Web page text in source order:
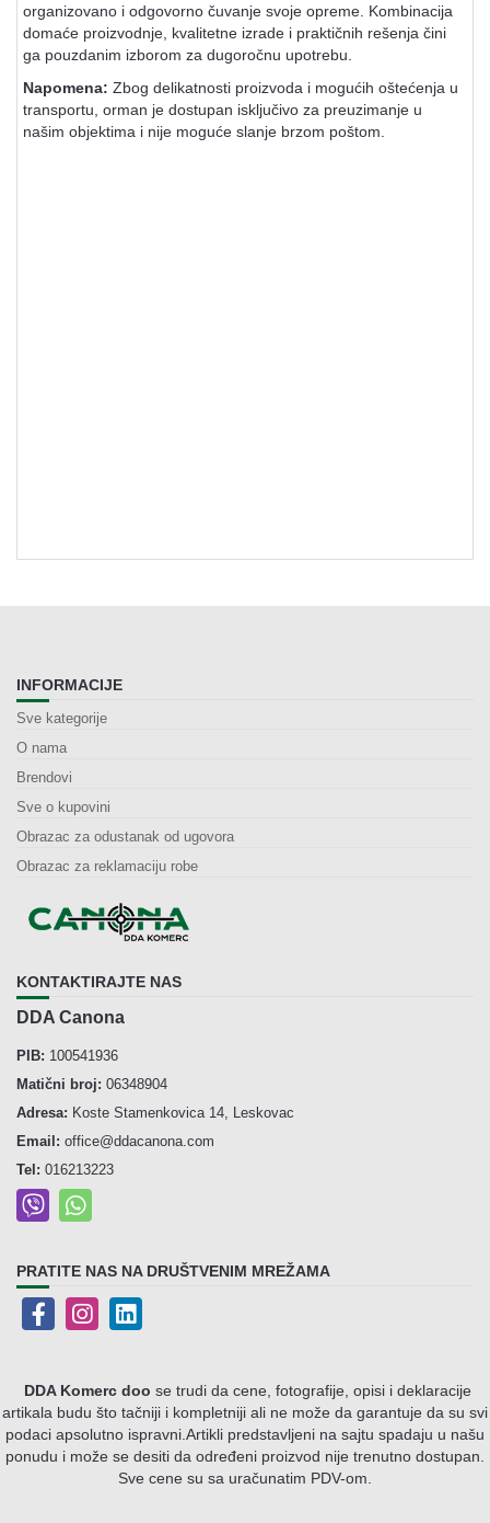
organizovano i odgovorno čuvanje svoje opreme. Kombinacija
domaće proizvodnje, kvalitetne izrade i praktičnih rešenja čini
ga pouzdanim izborom za dugoročnu upotrebu.
Napomena: Zbog delikatnosti proizvoda i mogućih oštećenja u
transportu, orman je dostupan isključivo za preuzimanje u
našim objektima i nije moguće slanje brzom poštom.
INFORMACIJE
Sve kategorije
O nama
Brendovi
Sve o kupovini
Obrazac za odustanak od ugovora
Obrazac za reklamaciju robe
KONTAKTIRAJTE NAS
DDA Canona
PIB: 100541936
Matični broj: 06348904
Adresa: Koste Stamenkovica 14, Leskovac
Email: office@ddacanona.com
Tel: 016213223
PRATITE NAS NA DRUŠTVENIM MREŽAMA
DDA Komerc doo se trudi da cene, fotografije, opisi i deklaracije
artikala budu što tačniji i kompletniji ali ne može da garantuje da su svi
podaci apsolutno ispravni.Artikli predstavljeni na sajtu spadaju u našu
ponudu i može se desiti da određeni proizvod nije trenutno dostupan.
Sve cene su sa uračunatim PDV-om.